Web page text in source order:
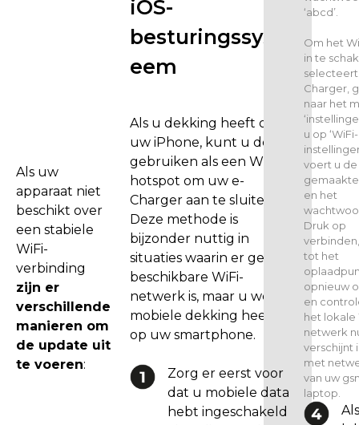
Als uw
apparaat niet
beschikt over
een stabiele
WiFi-
verbinding
zijn er
verschillende
manieren om
de update uit
te voeren:
iOS-
besturingssyst
eem
Als u dekking heeft op
uw iPhone, kunt u deze
gebruiken als een WiFi-
hotspot om uw e-
Charger aan te sluiten.
Deze methode is
bijzonder nuttig in
situaties waarin er geen
beschikbare WiFi-
netwerk is, maar u wel
mobiele dekking heeft
op uw smartphone.
Zorg er eerst voor
dat u mobiele data
hebt ingeschakeld
d
k
u
n
t
u
a
l
u
p
g
r
a
d
e
n
n
a
a
r
d
‘abcd’.
Om het
in te
Charger,
naar het
u op ‘WiFi-
voert u de
en het
Druk op
tot het
opnieuw
en
het lokale
netwerk
verschijnt
met
van uw
laptop.